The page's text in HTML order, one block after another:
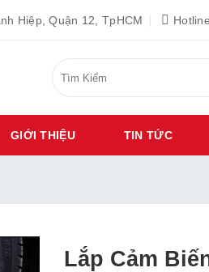
Hiệp, Quận 12, TpHCM
kiếm:
GIỚI THIỆU TIN TỨC
Lắp Cảm